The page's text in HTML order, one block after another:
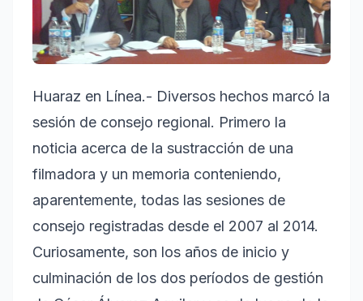
Huaraz en Línea.- Diversos hechos marcó la
sesión de consejo regional. Primero la
noticia acerca de la sustracción de una
filmadora y un memoria conteniendo,
aparentemente, todas las sesiones de
consejo registradas desde el 2007 al 2014.
Curiosamente, son los años de inicio y
culminación de los dos períodos de gestión